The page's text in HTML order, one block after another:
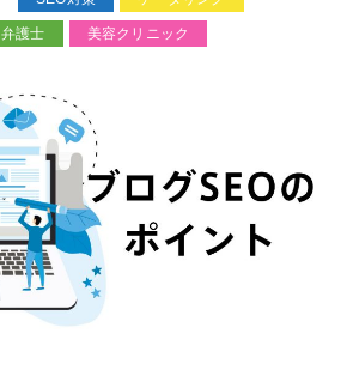
弁護士 美容クリニック